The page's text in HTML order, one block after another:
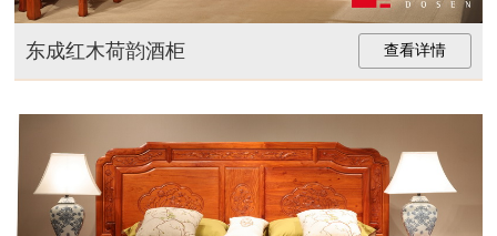
东成红木荷韵酒柜 查看详情